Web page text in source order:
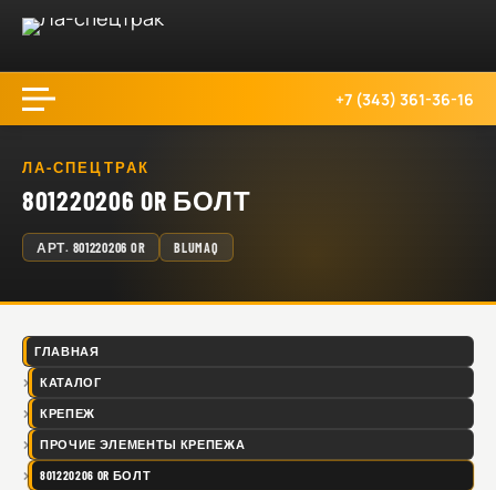
+7 (343) 361-36-16
ЛА-СПЕЦТРАК
801220206 OR БОЛТ
АРТ. 801220206 OR BLUMAQ
ГЛАВНАЯ
КАТАЛОГ
КРЕПЕЖ
ПРОЧИЕ ЭЛЕМЕНТЫ КРЕПЕЖА
801220206 OR БОЛТ